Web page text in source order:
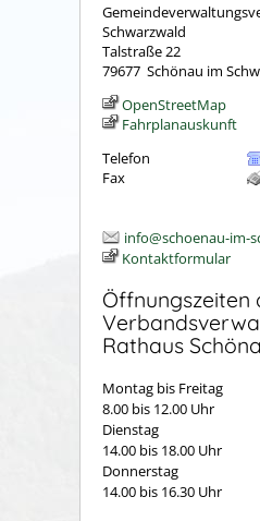
Schwarzwald
Talstraße 22
79677 Schönau im
OpenStreetMap
Fahrplanauskunft
Telefon
Fax
info@schoenau-im-
Kontaktformular
Öffnungszeiten
Rathaus
Montag bis Freitag
8.00 bis 12.00 Uhr
Dienstag
14.00 bis 18.00 Uhr
Donnerstag
14.00 bis 16.30 Uhr